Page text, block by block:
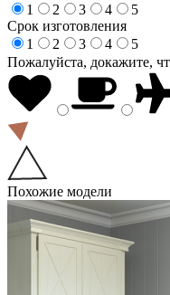
1
2 3 4
5
Срок изготовления
1
2 3 4
5
Пожалуйста, докажите,
Похожие модели